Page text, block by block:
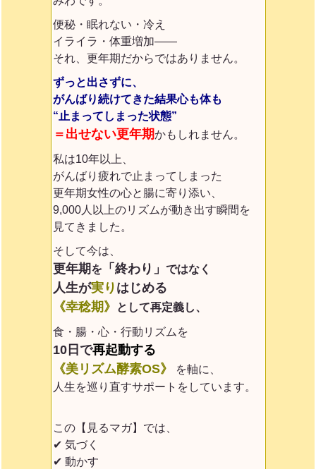
便秘・眠れない・冷え
イライラ・体重増加——
それ、更年期だからではありません。
ずっと出さずに、
がんばり続けてきた結果心も体も
“止まってしまった状態”
＝出せない更年期かもしれません。
私は10年以上、
がんばり疲れで止まってしまった
更年期女性の心と腸に寄り添い、
9,000人以上のリズムが動き出す瞬間を
見てきました。
そして今は、
更年期を「終わり」 ではなく
人生が実り はじめる
《幸稔期》
として再定義し、
食・腸・心・行動リズムを
10日で再起動する
《美リズム酵素OS》
を軸に、
人生を巡り直すサポートをしています。
この【見るマガ】では、
✔ 気づく
✔ 動かす